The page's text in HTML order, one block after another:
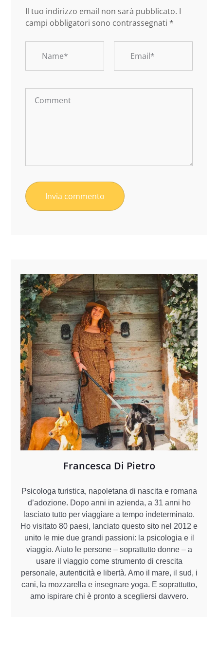
Il tuo indirizzo email non sarà pubblicato. I
campi obbligatori sono contrassegnati *
Francesca Di Pietro
Psicologa turistica, napoletana di nascita e romana
d’adozione. Dopo anni in azienda, a 31 anni ho
lasciato tutto per viaggiare a tempo indeterminato.
Ho visitato 80 paesi, lanciato questo sito nel 2012 e
unito le mie due grandi passioni: la psicologia e il
viaggio. Aiuto le persone – soprattutto donne – a
usare il viaggio come strumento di crescita
personale, autenticità e libertà. Amo il mare, il sud, i
cani, la mozzarella e insegnare yoga. E soprattutto,
amo ispirare chi è pronto a scegliersi davvero.